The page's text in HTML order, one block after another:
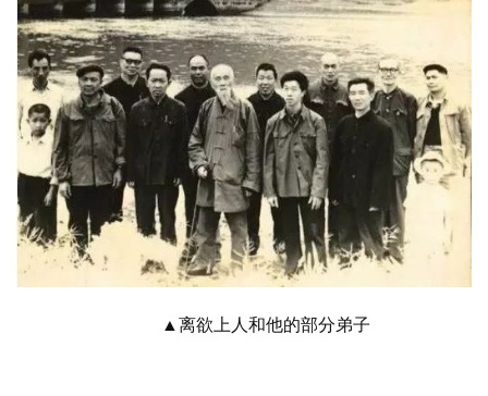
▲离欲上人和他的部分弟子